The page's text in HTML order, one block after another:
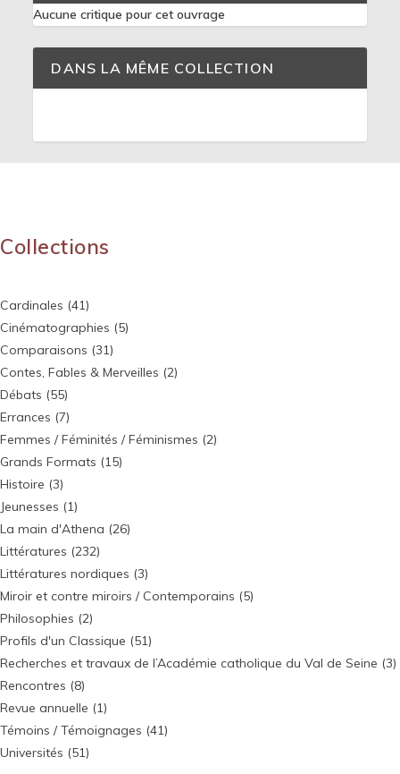
Aucune critique pour cet ouvrage
DANS LA MÊME COLLECTION
Collections
Cardinales (41)
Cinématographies (5)
Comparaisons (31)
Contes, Fables & Merveilles (2)
Débats (55)
Errances (7)
Femmes / Féminités / Féminismes (2)
Grands Formats (15)
Histoire (3)
Jeunesses (1)
La main d'Athena (26)
Littératures (232)
Littératures nordiques (3)
Miroir et contre miroirs / Contemporains (5)
Philosophies (2)
Profils d'un Classique (51)
Recherches et travaux de l’Académie catholique du Val de Seine (3)
Rencontres (8)
Revue annuelle (1)
Témoins / Témoignages (41)
Universités (51)